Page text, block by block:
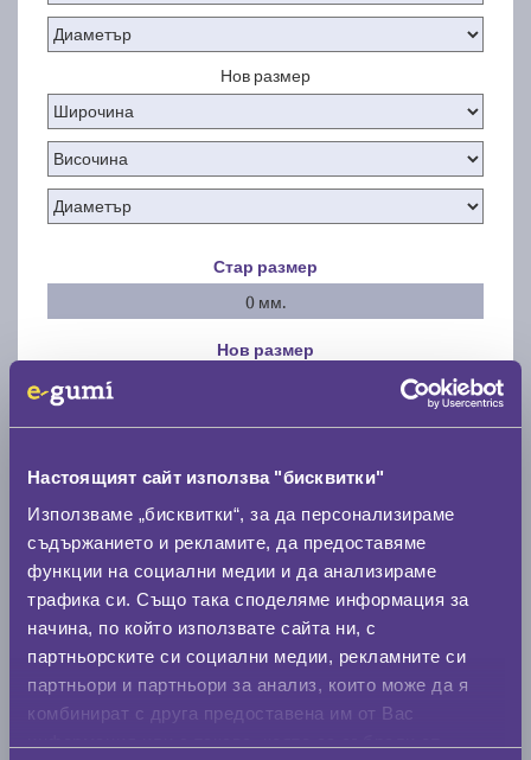
Настоящият сайт използва "бисквитки"
Използваме „бисквитки“, за да персонализираме
съдържанието и рекламите, да предоставяме
функции на социални медии и да анализираме
трафика си. Също така споделяме информация за
начина, по който използвате сайта ни, с
партньорските си социални медии, рекламните си
партньори и партньори за анализ, които може да я
комбинират с друга предоставена им от Вас
Нов размер
Стар размер
0 мм.
Нов размер
Скоростомер при 100км/ч
0 км/ч
Намери гуми с новия размер
По марка автомобил
Марка
Модел